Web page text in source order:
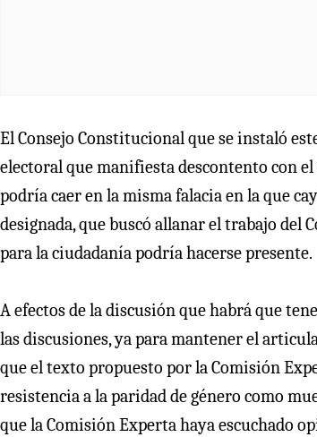
El Consejo Constitucional que se instaló
electoral que manifiesta descontento con
podría caer en la misma falacia en la que
designada, que buscó allanar el trabajo del
para la ciudadanía podría hacerse presente.
A efectos de la discusión que habrá que
las discusiones, ya para mantener el
que el texto propuesto por la Comisión
resistencia a la paridad de género como
que la Comisión Experta haya escuchado